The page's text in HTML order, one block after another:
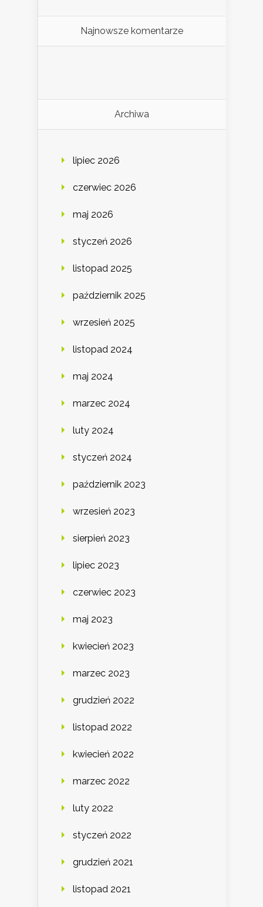
Najnowsze komentarze
Archiwa
lipiec 2026
czerwiec 2026
maj 2026
styczeń 2026
listopad 2025
październik 2025
wrzesień 2025
listopad 2024
maj 2024
marzec 2024
luty 2024
styczeń 2024
październik 2023
wrzesień 2023
sierpień 2023
lipiec 2023
czerwiec 2023
maj 2023
kwiecień 2023
marzec 2023
grudzień 2022
listopad 2022
kwiecień 2022
marzec 2022
luty 2022
styczeń 2022
grudzień 2021
listopad 2021